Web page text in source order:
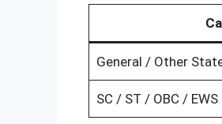
General / Other
SC / ST / OBC /